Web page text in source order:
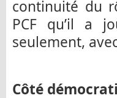
continuité du
PCF qu’il a
seulement,
Côté